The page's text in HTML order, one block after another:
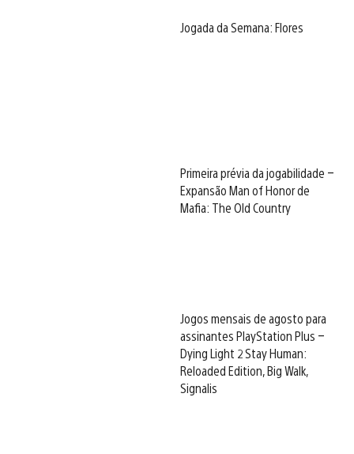
Jogada da Semana: Flores
Primeira prévia da jogabilidade –
Expansão Man of Honor de
Mafia: The Old Country
Jogos mensais de agosto para
assinantes PlayStation Plus –
Dying Light 2 Stay Human:
Reloaded Edition, Big Walk,
Signalis